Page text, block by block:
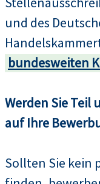
und des
bundesweiten
Werden Sie Teil
auf Ihre
Sollten Sie kein